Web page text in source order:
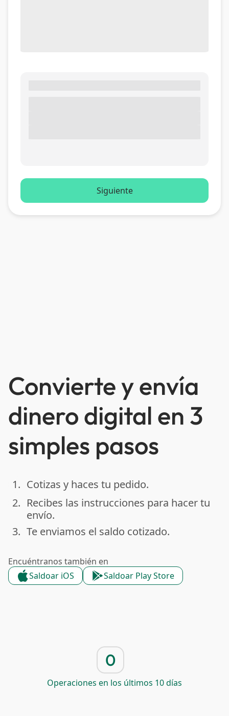
Convierte y envía
dinero digital en 3
simples pasos
done
1. Cotizas y haces tu pedido.
done
2. Recibes las instrucciones para hacer tu
envío.
done
3. Te enviamos el saldo cotizado.
Encuéntranos también en
Saldoar iOS
Saldoar Play Store
Siguiente
0
Operaciones en los últimos 10 días